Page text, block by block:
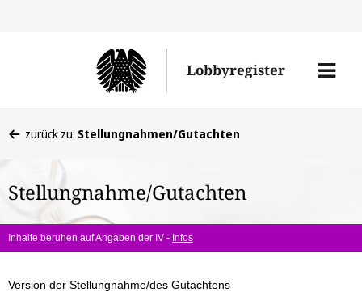
Lobbyregister
Menü
befinden
hier:
zurück zu: Stellungnahmen/Gutachten
Stellungnahme/Gutachten
Inhalte beruhen auf Angaben der IV - Infos
Version der Stellungnahme/des Gutachtens